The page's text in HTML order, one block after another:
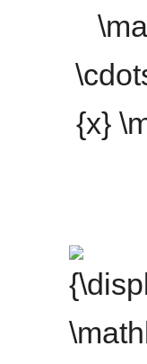
{\displaystyle
\mathbf {x} =